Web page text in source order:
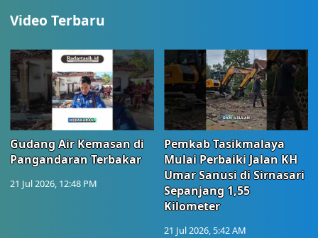
Video Terbaru
Gudang Air Kemasan di
Pangandaran Terbakar
21 Jul 2026, 12:48 PM
Pemkab Tasikmalaya
Mulai Perbaiki Jalan KH
Umar Sanusi di Sirnasari
Sepanjang 1,55
Kilometer
21 Jul 2026, 5:42 AM